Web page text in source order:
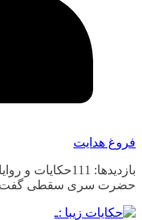
فروغ هدایت
بازدیدها:
حضرت سری سقطی گفت: